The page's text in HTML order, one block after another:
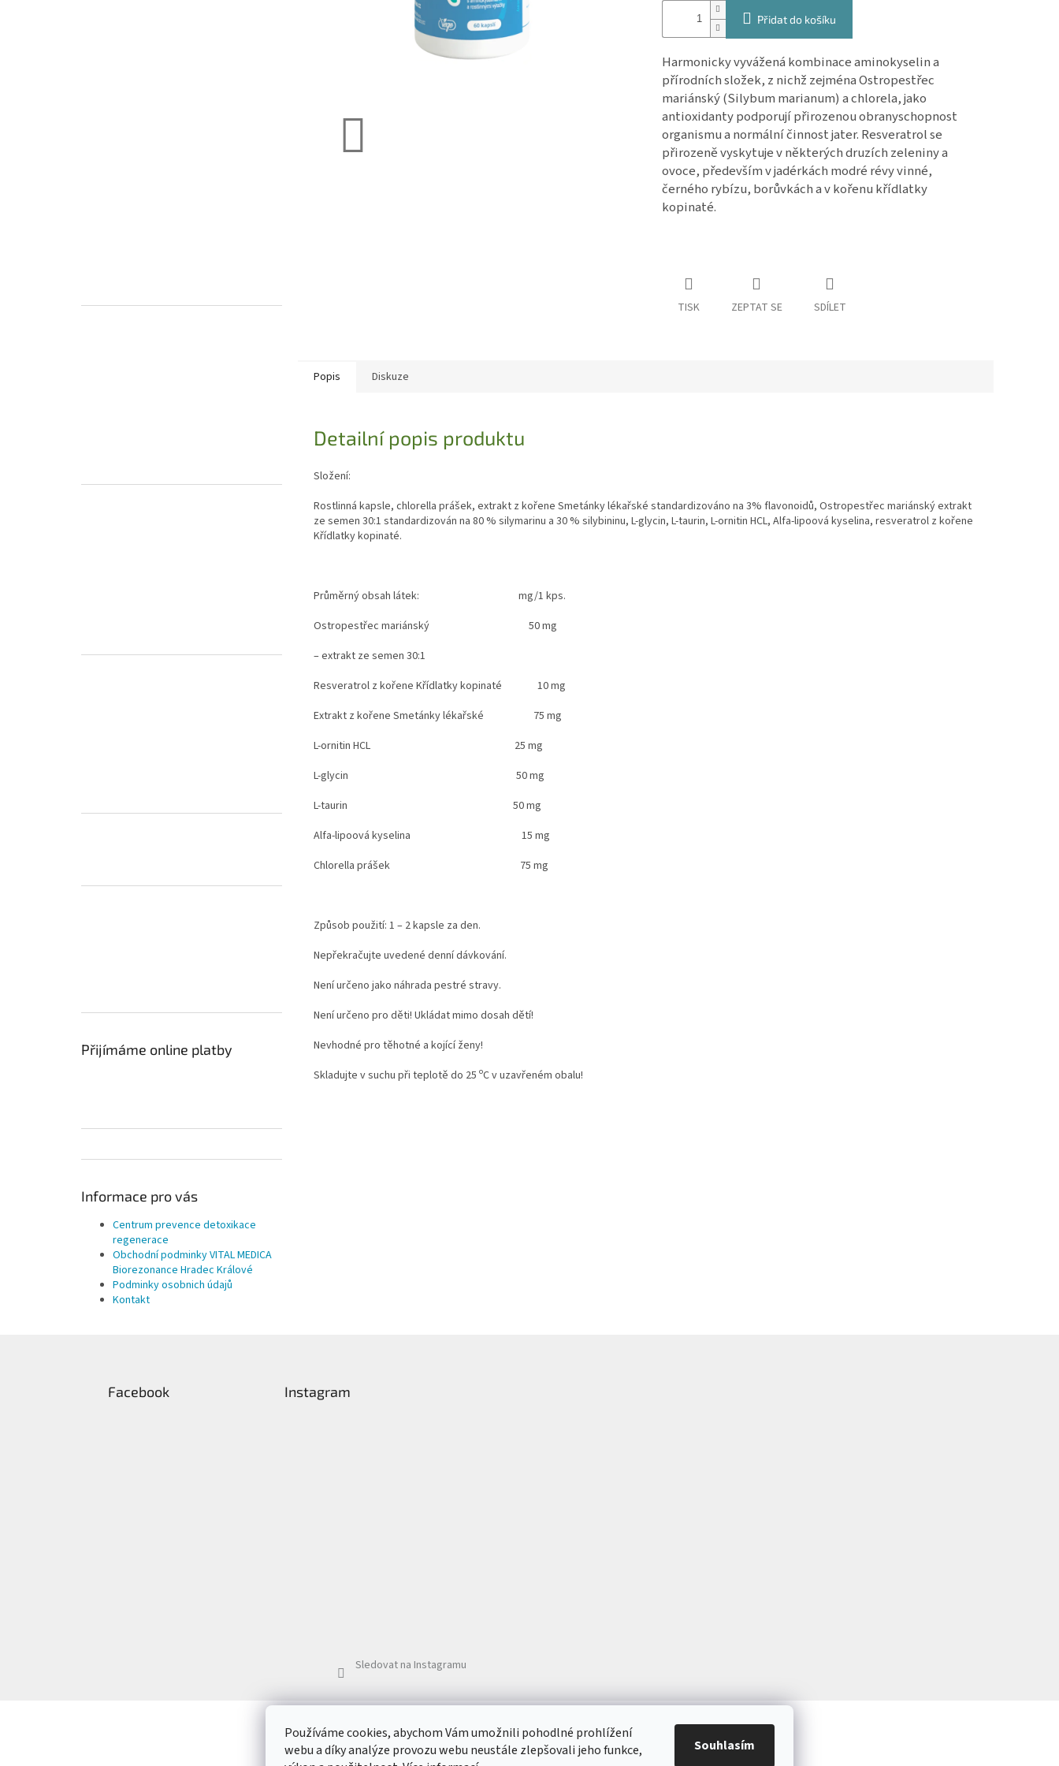
Používáme cookies, abychom Vám umožnili pohodlné prohlížení
webu a díky analýze provozu webu neustále zlepšovali jeho funkce,
Souhlasím
Přijímáme online platby
Informace pro vás
Centrum prevence detoxikace
regenerace
Obchodní podminky VITAL MEDICA
Biorezonance Hradec Králové
Podminky osobnich údajů
Kontakt
Přidat do košíku
Harmonicky vyvážená kombinace aminokyselin a
přírodních složek, z nichž zejména Ostropestřec
mariánský (Silybum marianum) a chlorela, jako
antioxidanty podporují přirozenou obranyschopnost
organismu a normální činnost jater. Resveratrol se
přirozeně vyskytuje v některých druzích zeleniny a
ovoce, především v jadérkách modré révy vinné,
černého rybízu, borůvkách a v kořenu křídlatky
kopinaté.
TISK ZEPTAT SE SDÍLET
Popis Diskuze
Detailní popis produktu
Složení:
Rostlinná kapsle, chlorella prášek, extrakt z kořene Smetánky lékařské standardizováno na 3% flavonoidů, Ostropestřec mariánský extrakt
ze semen 30:1 standardizován na 80 % silymarinu a 30 % silybininu, L-glycin, L-taurin, L-ornitin HCL, Alfa-lipoová kyselina, resveratrol z kořene
Křídlatky kopinaté.
Průměrný obsah látek: mg/1 kps.
Ostropestřec mariánský 50 mg
– extrakt ze semen 30:1
Resveratrol z kořene Křídlatky kopinaté 10 mg
Extrakt z kořene Smetánky lékařské 75 mg
L-ornitin HCL 25 mg
L-glycin 50 mg
L-taurin 50 mg
Alfa-lipoová kyselina 15 mg
Chlorella prášek 75 mg
Způsob použití: 1 – 2 kapsle za den.
Nepřekračujte uvedené denní dávkování.
Není určeno jako náhrada pestré stravy.
Není určeno pro děti! Ukládat mimo dosah dětí!
Nevhodné pro těhotné a kojící ženy!
Skladujte v suchu při teplotě do 25 oC v uzavřeném obalu!
Facebook Instagram
Sledovat na Instagramu
Ochrana zdraví nanotechnologie ZOONO®